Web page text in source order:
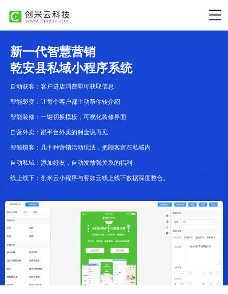
新一代智慧营销
乾安县私域小程序系统
自动获客：客户进店消费即可获取信息
智能裂变：让每个客户都主动帮你转介绍
智能装修：一键切换模板，可视化装修界面
自营外卖：跟平台外卖的佣金说再见
智能锁客：几十种营销活动玩法，把顾客留在私域内
自动私域：添加好友，自动发放强关系的福利
线上线下：创米云小程序与客如云线上线下数据深度整合。